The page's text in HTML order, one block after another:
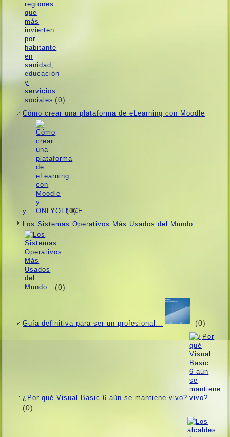
(0)
Cómo crear una plataforma de eLearning con Moodle
y… (0)
Los Sistemas Operativos Más Usados ​​del Mundo
(0)
Guí­a definitiva para ser un profesional… (0)
¿Por qué Visual Basic 6 aún se mantiene vivo?
(0)